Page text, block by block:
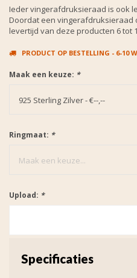
Ieder vingerafdruksieraad is ook
Doordat een vingerafdruksieraad
levertijd van deze producten 6 tot
PRODUCT OP BESTELLING - 6-10
Maak een keuze: *
925 Sterling Zilver - €--,--
Ringmaat: *
Maak een keuze...
Upload: *
Specificaties